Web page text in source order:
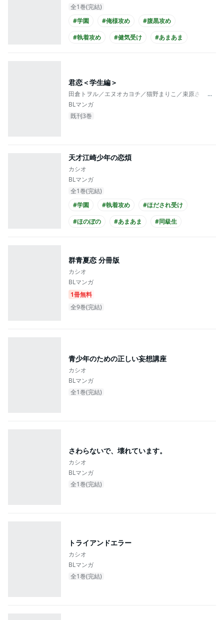
全1巻(完結)
#学園
#俺様攻め
#腹黒攻め
#執着攻め
#健気受け
#あまあま
君恋＜学生編＞
田倉トヲル／エヌオカヨチ／猫野まりこ／束原さき／
...
BLマンガ
既刊3巻
天才江崎少年の恋煩
カシオ
BLマンガ
全1巻(完結)
#学園
#執着攻め
#ほだされ受け
#ほのぼの
#あまあま
#同級生
#黒髪受け
群青夏恋 分冊版
カシオ
BLマンガ
1冊無料
全9巻(完結)
青少年のための正しい妄想講座
カシオ
BLマンガ
全1巻(完結)
さわらないで、壊れています。
カシオ
BLマンガ
全1巻(完結)
トライアンドエラー
カシオ
BLマンガ
全1巻(完結)